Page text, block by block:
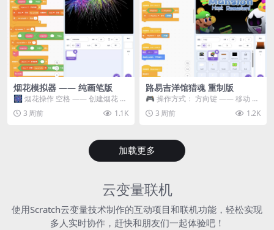
烟花模拟器 —— 纯画笔版
🎆 烟花操作 空格 —— 创建烟花 1
~ 3 —— 切换烟花类型 普通烟花
嘶...3 周前 1.1K
路易吉洋馆猎魂 重制版
🎮 操作方式： 方向键 —— 移动 &
跳跃 空格 —— 打开宝箱 将你...
3 周前 1.2K
加载更多
云变量联机
使用Scratch云变量技术制作的互动项目和联机功能，轻松实现
多人实时协作，赶快和朋友们一起体验吧！